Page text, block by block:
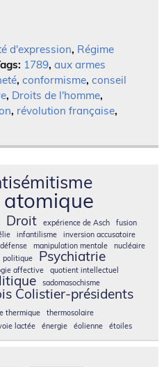
d'expression, Régime
1789, aux armes
, conformisme, conseil
, Droits de l'homme,
, révolution française,
Droit expérience de Asch
fusion
infantilisme
inversion accusatoire
manipulation mentale
nucléaire
politique Psychiatrie
affective
quotient intellectuel
sadomasochisme
Colistier-présidents
thermique
thermosolaire
lactée énergie éolienne étoiles